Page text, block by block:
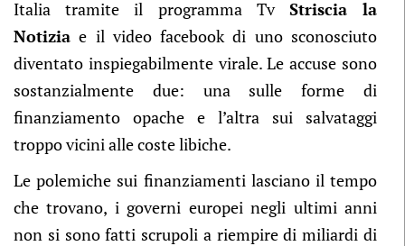
Italia tramite il programma Tv Striscia la
Notizia e il video facebook di uno sconosciuto
diventato inspiegabilmente virale. Le accuse sono
sostanzialmente due: una sulle forme di
finanziamento opache e l’altra sui salvataggi
troppo vicini alle coste libiche.
Le polemiche sui finanziamenti lasciano il tempo
che trovano, i governi europei negli ultimi anni
non si sono fatti scrupoli a riempire di miliardi di